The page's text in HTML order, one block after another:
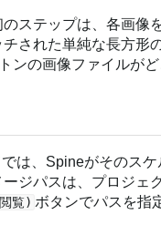
ステップは、各画像
された単純な長方
ンの画像ファイルが
では、Spineがそのス
ジパスは、プロジェ
覧) ボタンでパスを指